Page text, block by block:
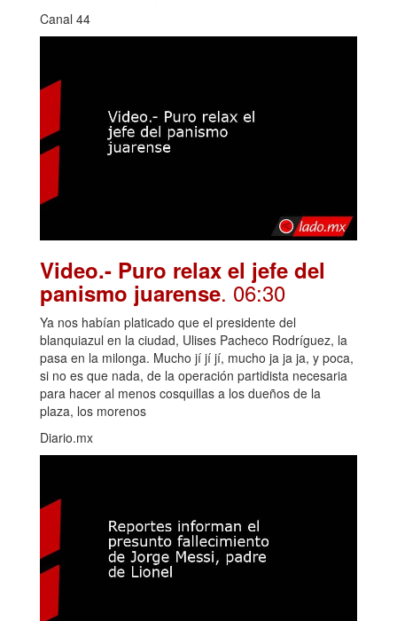
Canal 44
Video.- Puro relax el jefe del
panismo juarense. 06:30
Ya nos habían platicado que el presidente del
blanquiazul en la ciudad, Ulises Pacheco Rodríguez, la
pasa en la milonga. Mucho jí jí jí, mucho ja ja ja, y poca,
si no es que nada, de la operación partidista necesaria
para hacer al menos cosquillas a los dueños de la
plaza, los morenos
Diario.mx